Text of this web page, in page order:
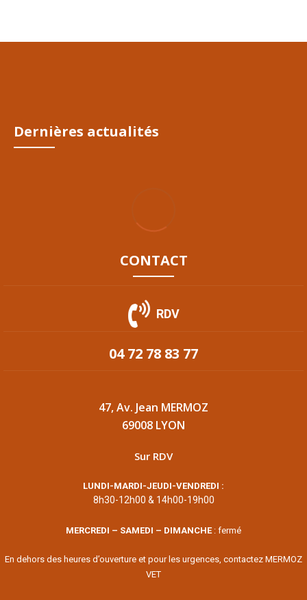
Dernières actualités
CONTACT
RDV
04 72 78 83 77
47, Av. Jean MERMOZ
69008 LYON
Sur RDV
LUNDI-MARDI-JEUDI-VENDREDI :
8h30-12h00 & 14h00-19h00
MERCREDI – SAMEDI – DIMANCHE : fermé
En dehors des heures d’ouverture et pour les urgences, contactez MERMOZ
VET